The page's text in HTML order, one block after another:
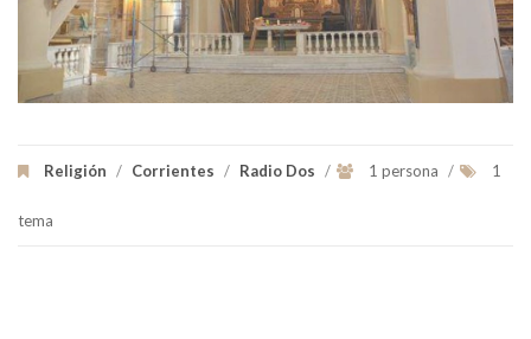
Religión / Corrientes / Radio Dos / 1 persona / 1
tema